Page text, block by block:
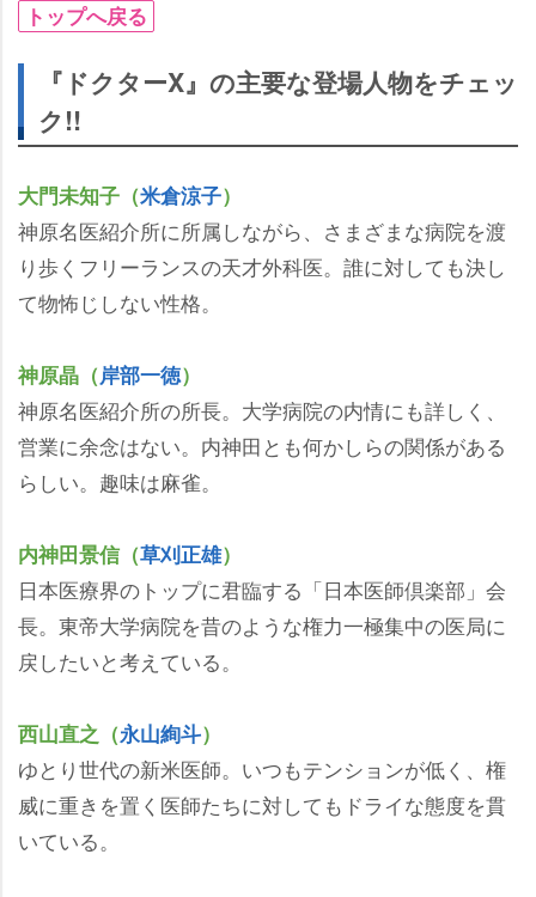
トップへ戻る
『ドクターX』の主要な登場人物をチェッ
ク!!
大門未知子（米倉涼子）
神原名医紹介所に所属しながら、さまざまな病院を渡
り歩くフリーランスの天才外科医。誰に対しても決し
て物怖じしない性格。
神原晶（岸部一徳）
神原名医紹介所の所長。大学病院の内情にも詳しく、
営業に余念はない。内神田とも何かしらの関係がある
らしい。趣味は麻雀。
内神田景信（草刈正雄）
日本医療界のトップに君臨する「日本医師倶楽部」会
長。東帝大学病院を昔のような権力一極集中の医局に
戻したいと考えている。
西山直之（永山絢斗）
ゆとり世代の新米医師。いつもテンションが低く、権
威に重きを置く医師たちに対してもドライな態度を貫
いている。